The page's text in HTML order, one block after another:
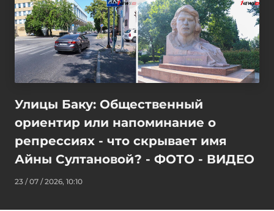
Улицы Баку: Общественный
ориентир или напоминание о
репрессиях - что скрывает имя
Айны Султановой? - ФОТО - ВИДЕО
23 / 07 / 2026, 10:10